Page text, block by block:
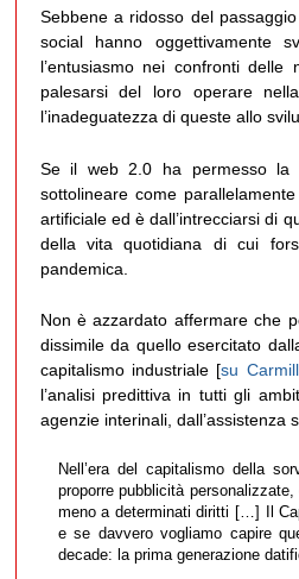
Sebbene a ridosso del
social hanno oggettivamente
l’entusiasmo nei confronti
palesarsi del loro operare
l’inadeguatezza di queste allo
Se il web 2.0 ha permesso la
sottolineare come
artificiale ed è dall’intrecciarsi di
della vita quotidiana di cui
pandemica.
Non è azzardato affermare che
dissimile da quello esercitato
capitalismo industriale [su
l’analisi predittiva in tutti gli
agenzie interinali, dall’assistenza
Nell’era del capitalismo della
proporre pubblicità
meno a determinati diritti […] Il
e se davvero vogliamo capire
decade: la prima generazione